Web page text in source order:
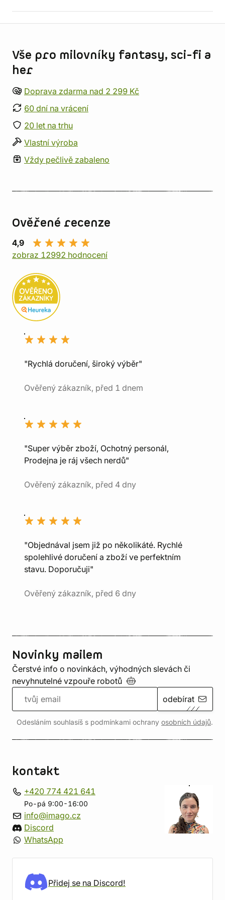
Vše pro milovníky fantasy, sci-fi a
her
Doprava zdarma nad 2 299 Kč
60 dní na vrácení
20 let na trhu
Vlastní výroba
Vždy pečlivě zabaleno
Ověřené recenze
4,9
zobraz 12992 hodnocení
"Rychlá doručení, široký výběr"
Ověřený zákazník, před 1 dnem
"Super výběr zboží, Ochotný personál,
Prodejna je ráj všech nerdů"
Ověřený zákazník, před 4 dny
"Objednával jsem již po několikáté. Rychlé
spolehlivé doručení a zboží ve perfektním
stavu. Doporučuji"
Ověřený zákazník, před 6 dny
Novinky mailem
Čerstvé info o novinkách, výhodných slevách či
nevyhnutelné vzpouře robotů
odebírat
Odesláním souhlasíš s podmínkami ochrany osobních údajů.
kontakt
+420 774 421 641
Po-pá 9:00-16:00
info@imago.cz
Discord
WhatsApp
Přidej se na Discord!